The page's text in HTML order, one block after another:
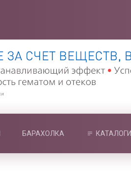
БАРАХОЛКА КАТАЛОГИ